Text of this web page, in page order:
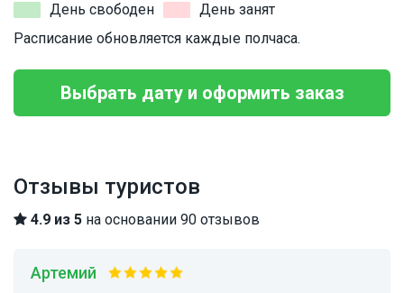
День свободен
День занят
Расписание обновляется каждые полчаса.
Выбрать дату и оформить заказ
Отзывы туристов
4.9 из 5 на основании 90 отзывов
Артемий